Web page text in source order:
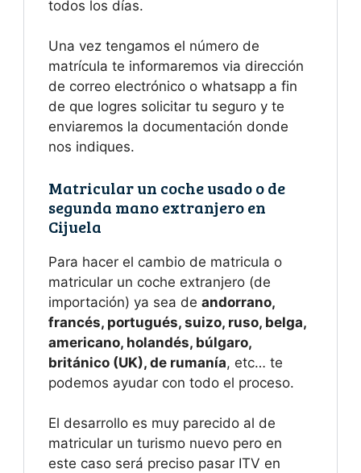
todos los días.
Una vez tengamos el número de
matrícula te informaremos via dirección
de correo electrónico o whatsapp a fin
de que logres solicitar tu seguro y te
enviaremos la documentación donde
nos indiques.
Matricular un coche usado o de
segunda mano extranjero en
Cijuela
Para hacer el cambio de matricula o
matricular un coche extranjero (de
importación) ya sea de andorrano,
francés, portugués, suizo, ruso, belga,
americano, holandés, búlgaro,
británico (UK), de rumanía, etc… te
podemos ayudar con todo el proceso.
El desarrollo es muy parecido al de
matricular un turismo nuevo pero en
este caso será preciso pasar ITV en